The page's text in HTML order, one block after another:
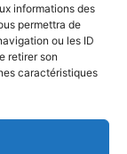
informations des
permettra de
ou les ID
retirer son
caractéristiques